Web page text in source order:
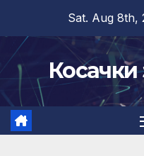
content
Sat. Aug 8th,
Косачки